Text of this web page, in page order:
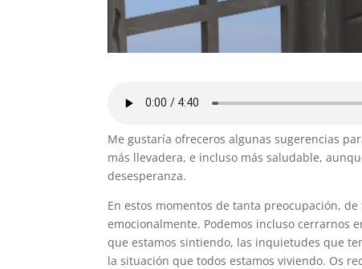
Me gustaría ofreceros algunas sugerencias
más llevadera, e incluso más saludable,
desesperanza.
En estos momentos de tanta preocupación,
emocionalmente. Podemos incluso cerrarnos
que estamos sintiendo, las inquietudes que
la situación que todos estamos viviendo. Os